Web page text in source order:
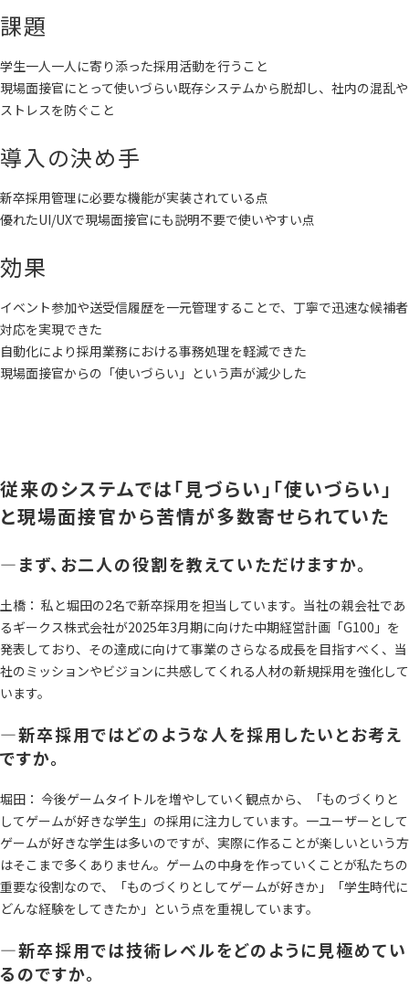
課題
学生一人一人に寄り添った採用活動を行うこと
現場面接官にとって使いづらい既存システムから脱却し、社内の混乱や
ストレスを防ぐこと
導入の決め手
新卒採用管理に必要な機能が実装されている点
優れたUI/UXで現場面接官にも説明不要で使いやすい点
効果
イベント参加や送受信履歴を一元管理することで、丁寧で迅速な候補者
対応を実現できた
自動化により採用業務における事務処理を軽減できた
現場面接官からの「使いづらい」という声が減少した
従来のシステムでは「見づらい」「使いづらい」
と現場面接官から苦情が多数寄せられていた
―まず、お二人の役割を教えていただけますか。
土橋： 私と堀田の2名で新卒採用を担当しています。当社の親会社であ
るギークス株式会社が2025年3月期に向けた中期経営計画「G100」を
発表しており、その達成に向けて事業のさらなる成長を目指すべく、当
社のミッションやビジョンに共感してくれる人材の新規採用を強化して
います。
―新卒採用ではどのような人を採用したいとお考え
ですか。
堀田： 今後ゲームタイトルを増やしていく観点から、「ものづくりと
してゲームが好きな学生」の採用に注力しています。一ユーザーとして
ゲームが好きな学生は多いのですが、実際に作ることが楽しいという方
はそこまで多くありません。ゲームの中身を作っていくことが私たちの
重要な役割なので、「ものづくりとしてゲームが好きか」「学生時代に
どんな経験をしてきたか」という点を重視しています。
―新卒採用では技術レベルをどのように見極めてい
るのですか。